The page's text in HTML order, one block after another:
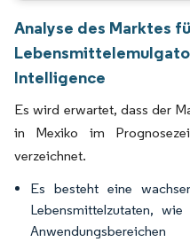
Analyse des Marktes
Intelligence
Es wird erwartet, dass der
in Mexiko im
verzeichnet.
Es besteht eine
Lebensmittelzutaten,